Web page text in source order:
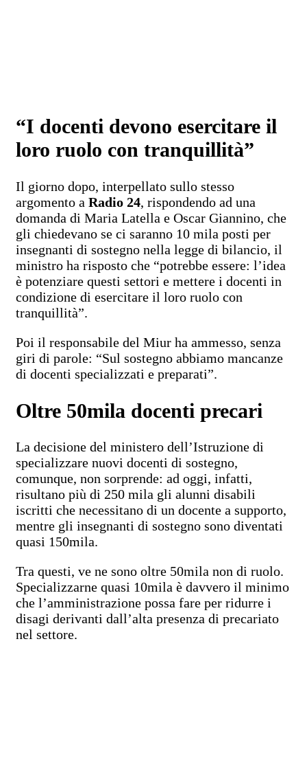
“I docenti devono esercitare il
loro ruolo con tranquillità”
Il giorno dopo, interpellato sullo stesso
argomento a Radio 24, rispondendo ad una
domanda di Maria Latella e Oscar Giannino, che
gli chiedevano se ci saranno 10 mila posti per
insegnanti di sostegno nella legge di bilancio, il
ministro ha risposto che “potrebbe essere: l’idea
è potenziare questi settori e mettere i docenti in
condizione di esercitare il loro ruolo con
tranquillità”.
Poi il responsabile del Miur ha ammesso, senza
giri di parole: “Sul sostegno abbiamo mancanze
di docenti specializzati e preparati”.
Oltre 50mila docenti precari
La decisione del ministero dell’Istruzione di
specializzare nuovi docenti di sostegno,
comunque, non sorprende: ad oggi, infatti,
risultano più di 250 mila gli alunni disabili
iscritti che necessitano di un docente a supporto,
mentre gli insegnanti di sostegno sono diventati
quasi 150mila.
Tra questi, ve ne sono oltre 50mila non di ruolo.
Specializzarne quasi 10mila è davvero il minimo
che l’amministrazione possa fare per ridurre i
disagi derivanti dall’alta presenza di precariato
nel settore.